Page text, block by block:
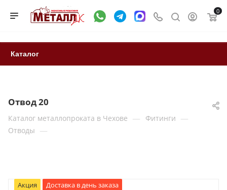
0
Каталог
Отвод 20
Каталог металлопроката в Чехове — Фитинги —
Отводы —
Акция Доставка в день заказа